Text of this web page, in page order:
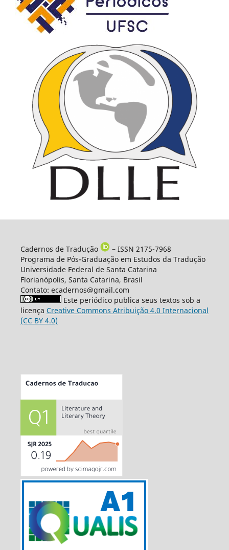
Cadernos de Tradução
– ISSN 2175-7968
Programa de Pós-Graduação em Estudos da Tradução
Universidade Federal de Santa Catarina
Florianópolis, Santa Catarina, Brasil
Contato: ecadernos@gmail.com
Este periódico publica seus textos sob a
licença Creative Commons Atribuição 4.0 Internacional
(CC BY 4.0)